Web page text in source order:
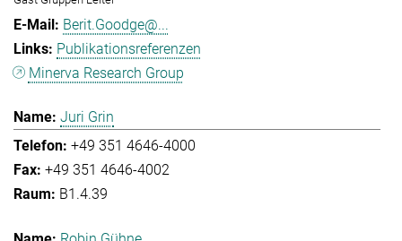
Berit.Goodge@...
Publikationsreferenzen
Minerva Research Group
Juri Grin
+49 351 4646-4000
+49 351 4646-4002
B1.4.39